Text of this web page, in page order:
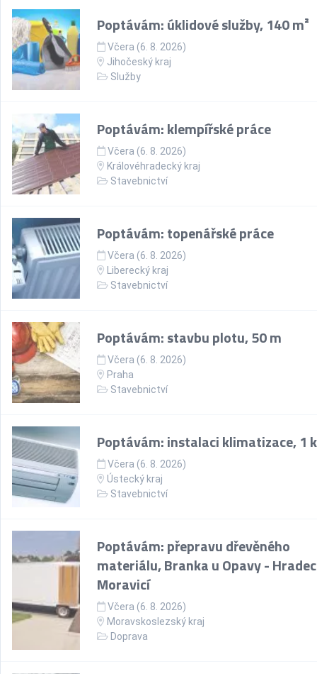
Poptávám: úklidové služby, 140 m²
Včera (6. 8. 2026)
Jihočeský kraj
Služby
Poptávám: klempířské práce
Včera (6. 8. 2026)
Královéhradecký kraj
Stavebnictví
Poptávám: topenářské práce
Včera (6. 8. 2026)
Liberecký kraj
Stavebnictví
Poptávám: stavbu plotu, 50 m
Včera (6. 8. 2026)
Praha
Stavebnictví
Poptávám: instalaci klimatizace, 1
Včera (6. 8. 2026)
Ústecký kraj
Stavebnictví
Poptávám: přepravu dřevěného
materiálu, Branka u Opavy -
Moravicí
Včera (6. 8. 2026)
Moravskoslezský kraj
Doprava